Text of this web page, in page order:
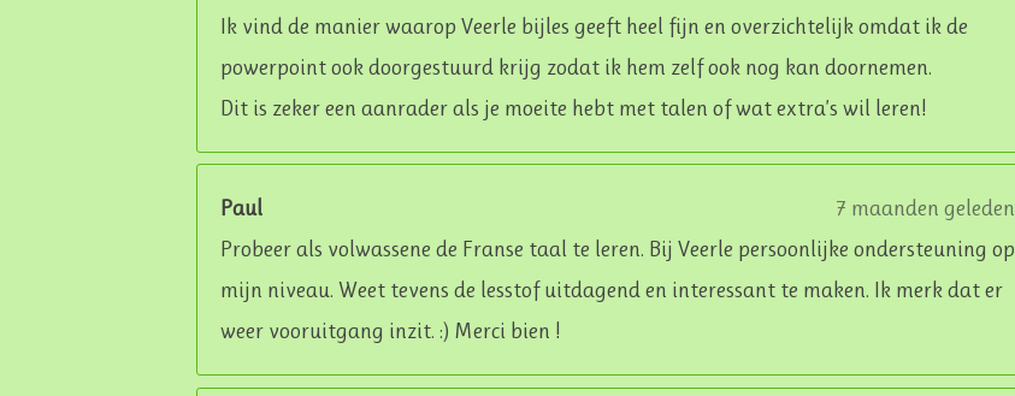
Ik vind de manier waarop Veerle bijles geeft heel fijn en overzichtelijk omdat ik de
powerpoint ook doorgestuurd krijg zodat ik hem zelf ook nog kan doornemen.
Dit is zeker een aanrader als je moeite hebt met talen of wat extra’s wil leren!
Paul
7 maanden geleden
Probeer als volwassene de Franse taal te leren. Bij Veerle persoonlijke ondersteuning op
mijn niveau. Weet tevens de lesstof uitdagend en interessant te maken. Ik merk dat er
weer vooruitgang inzit. :) Merci bien !